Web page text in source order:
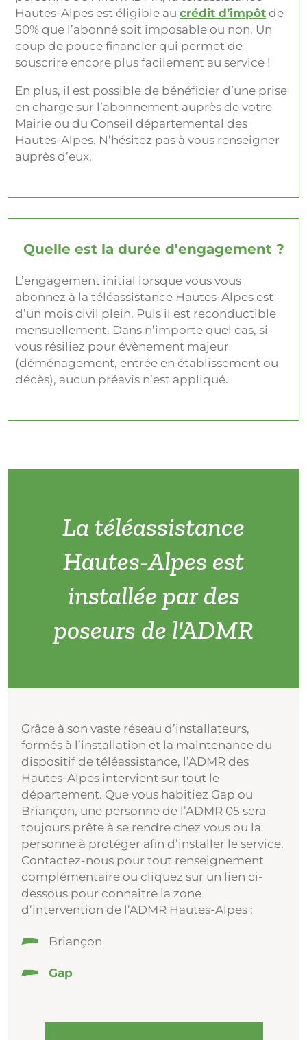
Hautes-Alpes est éligible aucrédit d’impôt de
50% que l’abonné soit imposable ou non. Un
coup de pouce financier qui permet de
souscrire encore plus facilement au service !
En plus, il est possible de bénéficier d’une prise
en charge sur l’abonnement auprès de votre
Mairie ou du Conseil départemental des
Hautes-Alpes. N’hésitez pas à vous renseigner
auprès d’eux.
Quelle est la durée d'engagement ?
L’engagement initial lorsque vous vous
abonnez à la téléassistance Hautes-Alpes est
d’un mois civil plein. Puis il est reconductible
mensuellement. Dans n’importe quel cas, si
vous résiliez pour évènement majeur
(déménagement, entrée en établissement ou
décès), aucun préavis n’est appliqué.
La téléassistance
Hautes-Alpes est
installée par des
poseurs de l'ADMR
Grâce à son vaste réseau d’installateurs,
formés à l’installation et la maintenance du
dispositif de téléassistance, l’ADMR des
Hautes-Alpes intervient sur tout le
département. Que vous habitiez Gap ou
Briançon, une personne de l’ADMR 05 sera
toujours prête à se rendre chez vous ou la
personne à protéger afin d’installer le service.
Contactez-nous pour tout renseignement
complémentaire ou cliquez sur un lien ci-
dessous pour connaître la zone
d’intervention de l’ADMR Hautes-Alpes :
Briançon
Gap